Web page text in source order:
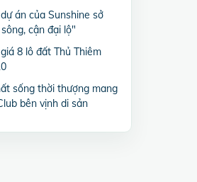
án của Sunshine sở
cận đại lộ"
8 lô đất Thủ Thiêm
sống thời thượng mang
bên vịnh di sản